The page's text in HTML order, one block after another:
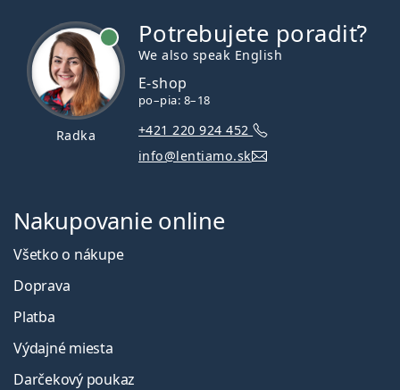
Radka
Potrebujete poradiť?
We also speak English
E-shop
po–pia: 8–18
+421 220 924 452
info@lentiamo.sk
Nakupovanie online
Všetko o nákupe
Doprava
Platba
Výdajné miesta
Darčekový poukaz